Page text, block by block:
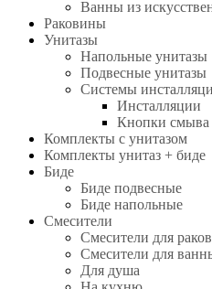
Ванны из
Раковины
Унитазы
Напольные унитазы
Подвесные унитазы
Системы
Инсталляции
Кнопки смыва
Комплекты с унитазом
Комплекты унитаз + биде
Биде
Биде подвесные
Биде напольные
Смесители
Смесители для
Смесители для
Для душа